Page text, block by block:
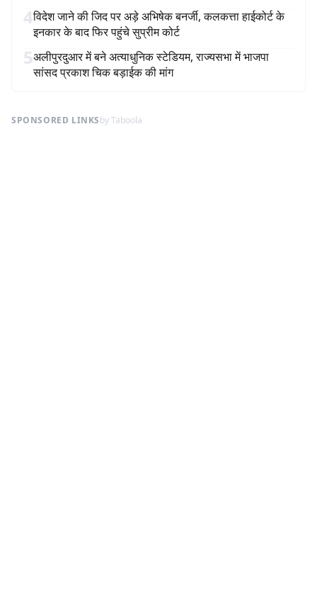
4विदेश जाने की जिद पर अड़े अभिषेक बनर्जी, कलकत्ता हाईकोर्ट के
इनकार के बाद फिर पहुंचे सुप्रीम कोर्ट
5अलीपुरदुआर में बने अत्याधुनिक स्टेडियम, राज्यसभा में भाजपा
सांसद प्रकाश चिक बड़ाईक की मांग
SPONSORED LINKSby Taboola